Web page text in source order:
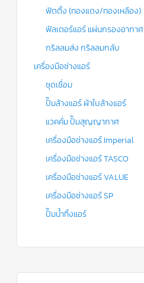
ฟิตติ้ง (ทองแดง/ทองเหลือง)
ฟิลเตอร์แอร์ แผ่นกรองอากาศ
กริลลมส่ง กริลลมกลับ
เครื่องมือช่างแอร์
ชุดเชื่อม
ปั๊มล้างแอร์ ผ้าใบล้างแอร์
แวคคั่ม ปั๊มสุญญากาศ
เครื่องมือช่างแอร์ Imperial
เครื่องมือช่างแอร์ TASCO
เครื่องมือช่างแอร์ VALUE
เครื่องมือช่างแอร์ SP
ปั๊มน้ำทิ้งแอร์